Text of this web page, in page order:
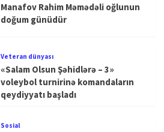
Manafov Rahim Məmədəli oğlunun
doğum günüdür
Veteran dünyası
«Salam Olsun Şəhidlərə – 3»
voleybol turnirinə komandaların
qeydiyyatı başladı
Sosial